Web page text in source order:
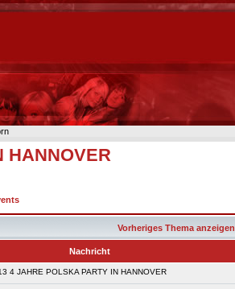
HANNOVER
Vorheriges Thema anzeigen
Nachricht
4 JAHRE POLSKA PARTY IN HANNOVER